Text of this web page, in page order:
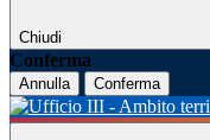
Chiudi
Conferma
Annulla Conferma